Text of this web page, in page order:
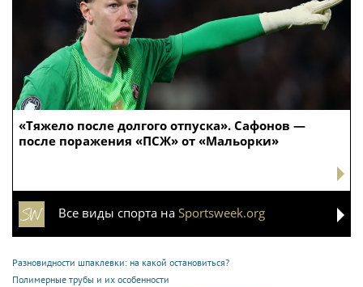
«Тяжело после долгого отпуска». Сафонов —
после поражения «ПСЖ» от «Мальорки»
Все виды спорта на Sportsweek.org
Разновидности шпаклевки: на какой остановиться?
Полимерные трубы и их особенности